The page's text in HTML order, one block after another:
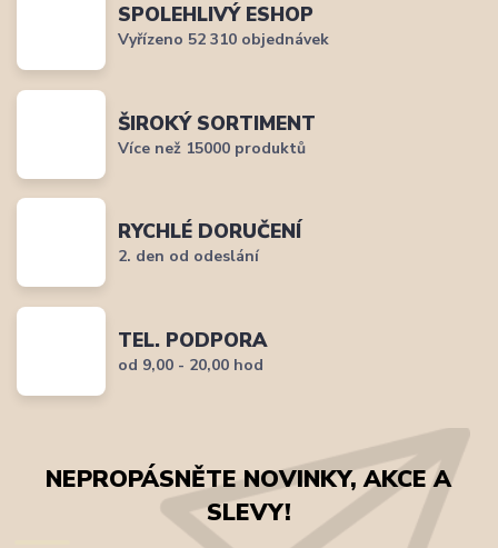
SPOLEHLIVÝ ESHOP
Vyřízeno 52 310 objednávek
ŠIROKÝ SORTIMENT
Více než 15000 produktů
RYCHLÉ DORUČENÍ
2. den od odeslání
TEL. PODPORA
od 9,00 - 20,00 hod
NEPROPÁSNĚTE NOVINKY, AKCE A
SLEVY!